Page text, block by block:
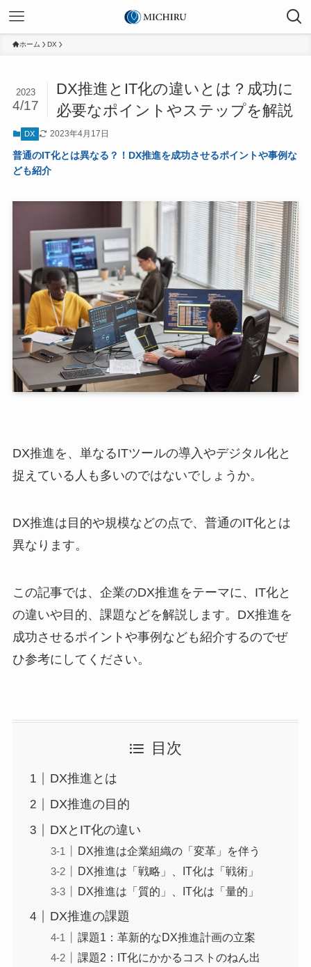
ホーム DX
DX推進とIT化の違いとは？成功に
必要なポイントやステップを解説
2023
4/17
DX 2023年4月17日
普通のIT化とは異なる？！DX推進を成功させるポイントや事例な
ども紹介
DX推進を、単なるITツールの導入やデジタル化と
捉えている人も多いのではないでしょうか。
DX推進は目的や規模などの点で、普通のIT化とは
異なります。
この記事では、企業のDX推進をテーマに、IT化と
の違いや目的、課題などを解説します。DX推進を
成功させるポイントや事例なども紹介するのでぜ
ひ参考にしてください。
目次
DX推進とは
DX推進の目的
DXとIT化の違い
DX推進は企業組織の「変革」を伴う
DX推進は「戦略」、IT化は「戦術」
DX推進は「質的」、IT化は「量的」
DX推進の課題
課題1：革新的なDX推進計画の立案
課題2：IT化にかかるコストのねん出